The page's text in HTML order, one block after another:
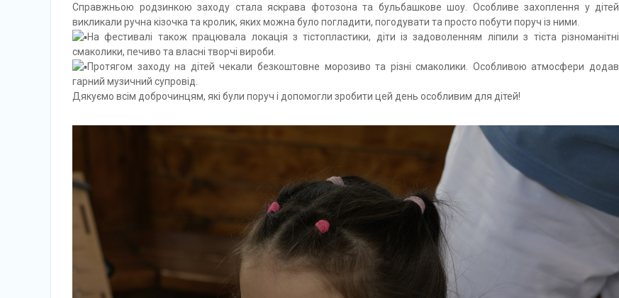
Справжньою родзинкою заходу стала яскрава фотозона та бульбашкове шоу. Особливе захоплення у дітей
викликали ручна кізочка та кролик, яких можна було погладити, погодувати та просто побути поруч із ними.
На фестивалі також працювала локація з тістопластики, діти із задоволенням ліпили з тіста різноманітні
смаколики, печиво та власні творчі вироби.
Протягом заходу на дітей чекали безкоштовне морозиво та різні смаколики. Особливою атмосфери додав
гарний музичний супровід.
Дякуємо всім доброчинцям, які були поруч і допомогли зробити цей день особливим для дітей!